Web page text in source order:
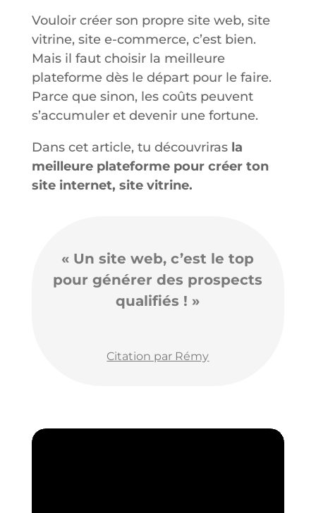
Vouloir créer son propre site web, site
vitrine, site e-commerce, c’est bien.
Mais il faut choisir la meilleure
plateforme dès le départ pour le faire.
Parce que sinon, les coûts peuvent
s’accumuler et devenir une fortune.
Dans cet article, tu découvriras la
meilleure plateforme pour créer ton
site internet, site vitrine.
« Un site web, c’est le top
pour générer des prospects
qualifiés ! »
Citation par Rémy